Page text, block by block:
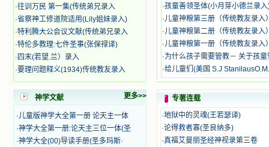
和他们一起赞颂吾主，想到那使我欣
喜欢乐的甜蜜的相会，这世界对于我
一点吸引力都没有了。 从这些书
籍里，我认识了许多爱主的人，他们
使我更亲近主，帮助我更深的认识
主，爱主。这些曾经生活在人间的圣
语，我也陶醉了。主藉着这些书籍慢
德芬芳的圣人再看看满身污秽的我，
我失望过，沮丧过，哭泣过，和主呕
气过，甚至埋怨天主不用祂的全能让
·往训万民 第一集(传统弟兄录入
·省察神工修道院适用(Lily姐妹录入)
·特利腾大公会议文献(传统弟兄录入
·特伦多教理:七件圣事(张保禄译)
· 四末(若望.兰）录入
·要理问题释义(1934)传统教友录入
·孩童善领圣体(小月芽小德兰录入
·儿童神粮第三册（传统教友录入
·儿童神粮第二册（传统教友录入
·儿童神粮第一册（传统教友录入
·为什么孩子需要管教－ 关于孩童
·给儿童们(美国 S.J
神学文献 更多>>
·儿童版神学大全第一册 论天主一体
·神学大全第一册:论天主三位一体(圣
·神学大全(00)导读手册(圣多玛斯·
专著连载
·地狱中的灵魂(王若瑟译)
·论得救者寡(圣良纳多)
·真福艾曼丽圣经神视录第三卷